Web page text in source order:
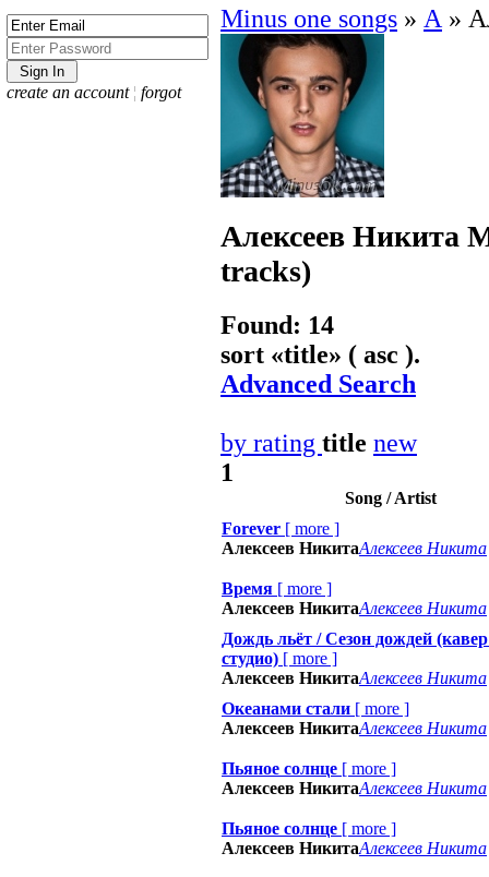
create an account ¦ forgot
Minus one songs » А »
Алексеев Никита
tracks)
Found: 14
sort «title» ( asc ).
Advanced Search
by rating title new
1
Song / Artist
Forever [ more ]
Алексеев НикитаАлексеев Никита
Время [ more ]
Алексеев НикитаАлексеев Никита
Дождь льёт / Сезон дождей
студио) [ more ]
Алексеев НикитаАлексеев Никита
Океанами стали [ more ]
Алексеев НикитаАлексеев Никита
Пьяное солнце [ more ]
Алексеев НикитаАлексеев Никита
Пьяное солнце [ more ]
Алексеев НикитаАлексеев Никита